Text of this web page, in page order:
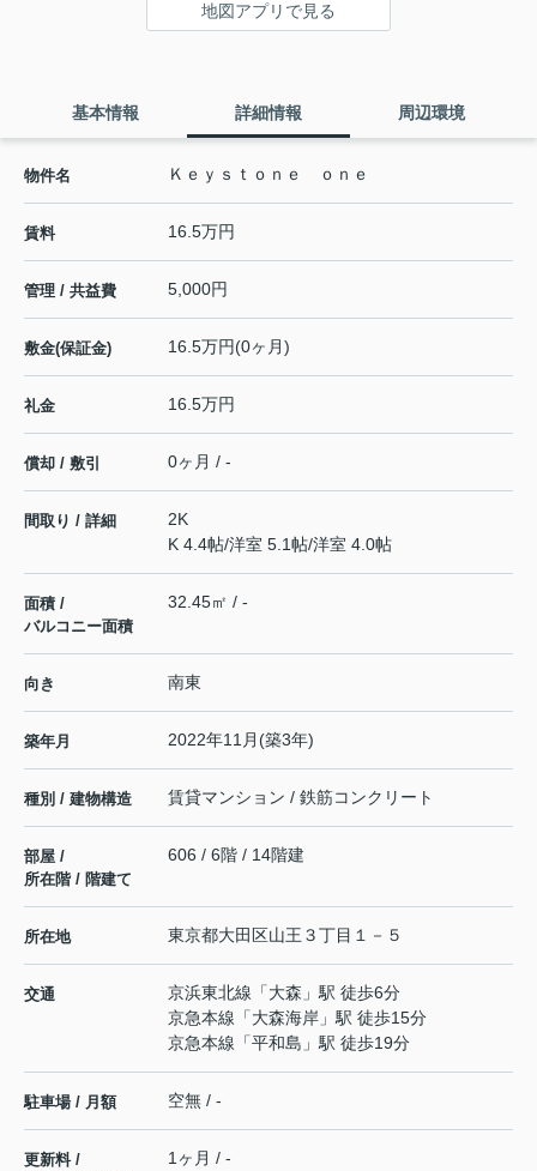
地図アプリで見る
基本情報 詳細情報 周辺環境
物件名 Ｋｅｙｓｔｏｎｅ ｏｎｅ
賃料 16.5万円
管理 / 共益費 5,000円
敷金(保証金) 16.5万円(0ヶ月)
礼金 16.5万円
償却 / 敷引 0ヶ月 / -
間取り / 詳細
2K
K 4.4帖/洋室 5.1帖/洋室 4.0帖
面積 /
バルコニー面積
32.45㎡ / -
向き 南東
築年月 2022年11月(築3年)
種別 / 建物構造 賃貸マンション / 鉄筋コンクリート
部屋 /
所在階 / 階建て
606 / 6階 / 14階建
所在地 東京都大田区山王 ３丁目１－５
交通 京浜東北線 「大森 」駅 徒歩6分
京急本線 「大森海岸 」駅 徒歩15分
京急本線 「平和島 」駅 徒歩19分
駐車場 / 月額 空無 / -
更新料 /
1ヶ月 / -